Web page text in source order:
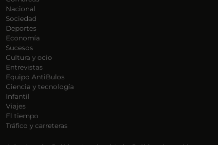
Nacional
Sociedad
Deportes
Economía
Sucesos
Cultura y ocio
Entrevistas
Equipo AntiBulos
Ciencia y tecnología
Infantil
Viajes
El tiempo
Tráfico y carreteras